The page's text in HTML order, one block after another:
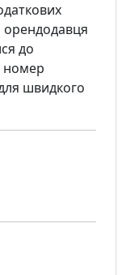
орендодавця
до
номер
швидкого